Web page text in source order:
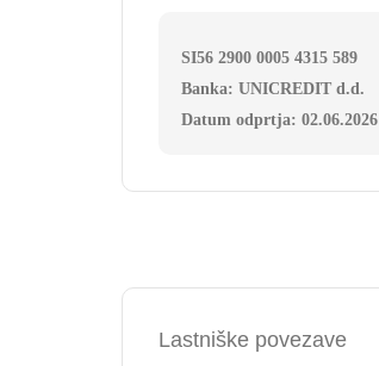
SI56 2900 0005 4315 589
Banka: UNICREDIT d.d.
Datum odprtja: 02.06.2026
Lastniške povezave